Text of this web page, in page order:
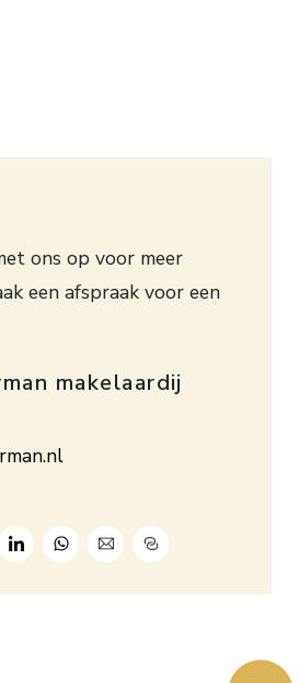
ons op voor meer
een afspraak voor een
makelaardij